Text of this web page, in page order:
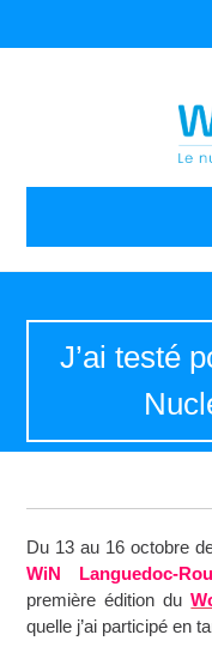
J’ai testé
Du 13 au 16 octobre
WiN Languedoc-
première édition du
quelle j’ai participé en